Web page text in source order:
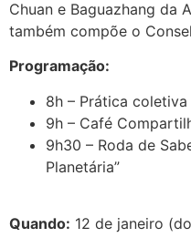
Chuan e Baguazhang da
também compõe o
Programação:
8h – Prática
9h – Café
9h30 – Roda de
Planetária”
Quando: 12 de janeiro